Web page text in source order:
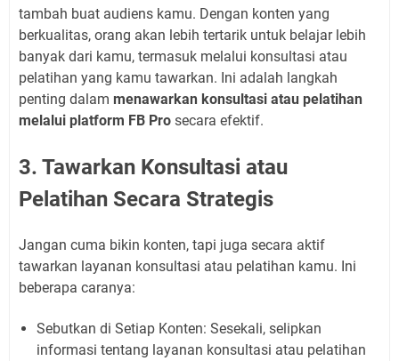
tambah buat audiens kamu. Dengan konten yang
berkualitas, orang akan lebih tertarik untuk belajar lebih
banyak dari kamu, termasuk melalui konsultasi atau
pelatihan yang kamu tawarkan. Ini adalah langkah
penting dalam menawarkan konsultasi atau pelatihan
melalui platform FB Pro secara efektif.
3. Tawarkan Konsultasi atau
Pelatihan Secara Strategis
Jangan cuma bikin konten, tapi juga secara aktif
tawarkan layanan konsultasi atau pelatihan kamu. Ini
beberapa caranya:
Sebutkan di Setiap Konten: Sesekali, selipkan
informasi tentang layanan konsultasi atau pelatihan